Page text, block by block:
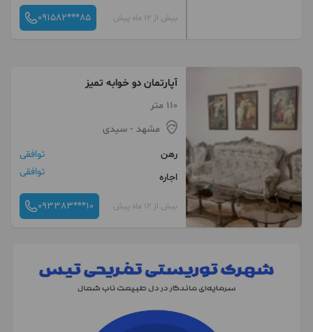
بیش از 12 ماه پیش 091582***85
آپارتمان دو خوابه تمیز
110 متر
مشهد - سیدی
رهن
توافقی
اجاره
توافقی
بیش از 12 ماه پیش 093383***10